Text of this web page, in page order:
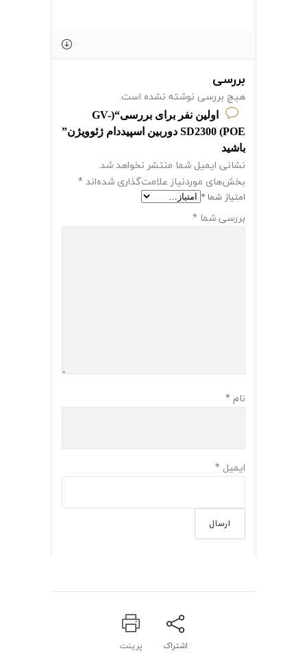
بررسی
هیچ بررسی نوشته نشده است.
اولین نفر برای بررسی“(GV-
SD2300 (POE دوربین اسپیددام ژئوویژن”
باشید
نشانی ایمیل شما منتشر نخواهد شد.
بخش‌های موردنیاز علامت‌گذاری شده‌اند*
امتیاز شما *
بررسی شما *
نام*
ایمیل *
اشتراک پرینت